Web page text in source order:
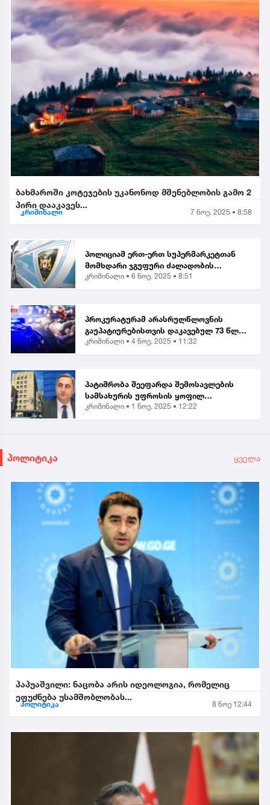
ბახმაროში კოტეჯების უკანონოდ მშენებლობის გამო 2
პირი დააკავეს...
კრიმინალი 7 ნოე. 2025 • 8:58
პოლიციამ ერთ-ერთ სუპერმარკეტთან
მომხდარი ჯგუფური ძალადობის
ორგანიზებისა და მასში მონაწილეობის
კრიმინალი • 6 ნოე. 2025 • 8:51
პროკურატურამ არასრულწლოვნის
გაუპატიურებისთვის დაკავებულ 73 წლის
მამაკაცს ბრალი წარუდგინა...
კრიმინალი • 4 ნოე. 2025 • 11:32
პატიმრობა შეეფარდა შემოსავლების
სამსახურის უფროსის ყოფილ
მოადგილეს - ვლადიმერ ხუნდაძეს...
კრიმინალი • 1 ნოე. 2025 • 12:22
პოლიტიკა ყველა
პაპუაშვილი: ნაცობა არის იდეოლოგია, რომელიც
ეფუძნება უსამშობლობას...
პოლიტიკა 8 ნოე 12:44